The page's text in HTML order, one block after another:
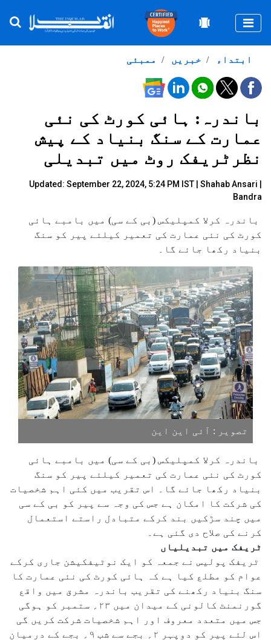
ممبئی خبریں ابتداء
باندرہ: ہائی کورٹ کی نئی
عمارت کے سنگ بنیاد کے پیش
نظرٹریفک روٹ میں تبدیلی
Updated: September 22, 2024, 5:24 PM IST | Shahab Ansari
Bandra
باندرہ کرلا کمپلیکس (بی کے سی) میں بامبے ہائی
کورٹ کی نئی عمارت کی تعمیر کیلئے پیر کو سنگ
بنیاد رکھا جائے گا۔
تصویر : آئی این این
باندرہ کرلا کمپلیکس (بی کے سی) میں بامبے ہائی
کورٹ کی نئی عمارت کی تعمیر کیلئے پیر کو سنگ
بنیاد رکھا جائے گا۔ اس تقریب میں کئی اہم شخصیات
کی شرکت کا امکان ہے جس کی وجہ سے پیر کو بی کے سی
میں چند سڑکیں بند کرکے متبادل راستے استعمال
کرنے کی صلاح دی گئی ہے۔
ٹریفک میں تبدیلیاں
ٹریفک پولیس نے جمعہ کو ایک نوٹیفکیشن جاری کرکے
عوام کو مطلع کیا ہے کہ ہائی کورٹ کی نئی عمارت کا
سنگ بنیاد رکھنے کی تقریب باندرہ مشرق میں واقع
گورنمنٹ کالونی کے میدان میں ۲۳؍ ستمبر کو ہوگی
جس میں متعدد معروف اور اہم شخصیات شرکت کریں گی
اس لئے پیر کو دوپہر ۲؍ بجے سے شب ۹؍ بجے کے درمیان